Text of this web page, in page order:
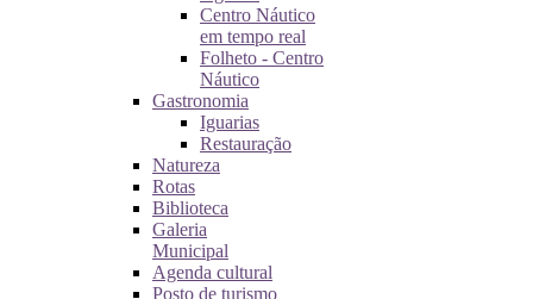
Centro Náutico
em tempo real
Folheto - Centro
Náutico
Gastronomia
Iguarias
Restauração
Natureza
Rotas
Biblioteca
Galeria
Municipal
Agenda cultural
Posto de turismo